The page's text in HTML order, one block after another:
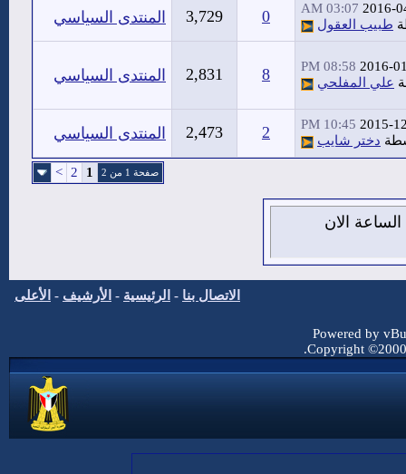
2016-
03:07 AM
طبيب العقول 0
3,729 المنتدى السياسي
2016-
08:58 PM
علي المفلحي 8
2,831 المنتدى السياسي
2015-
10:45 PM
دختر شايب 2
2,473 المنتدى السياسي
صفحة 1 من 2 1
2
>
6 من اغسطس 2026 , الساعة الان
الاتصال بنا - الرئيسية - الأرشيف - الأعلى
Powered by
Copyright